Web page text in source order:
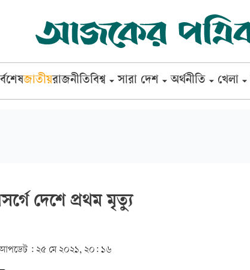
জাতীয়রাজনীতিবিশ্ব সারা দেশ অর্থনীতি খেলা
দেশে প্রথম মৃত্যু
: ২৫ মে ২০২১, ২০: ১৬